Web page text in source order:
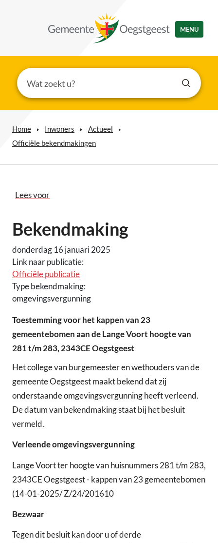
MENU
Home Inwoners
Actueel
Officiële bekendmakingen
Lees voor
Bekendmaking
donderdag 16 januari 2025
Link naar publicatie:
Officiële publicatie
Type bekendmaking:
omgevingsvergunning
Toestemming voor het kappen van 23
gemeentebomen aan de Lange Voort hoogte van
281 t/m 283, 2343CE Oegstgeest
Het college van burgemeester en wethouders van de
gemeente Oegstgeest maakt bekend dat zij
onderstaande omgevingsvergunning heeft verleend.
De datum van bekendmaking staat bij het besluit
vermeld.
Verleende omgevingsvergunning
Lange Voort ter hoogte van huisnummers 281 t/m 283,
2343CE Oegstgeest - kappen van 23 gemeentebomen
(14-01-2025/ Z/24/201610
Bezwaar
Tegen dit besluit kan door u of derde